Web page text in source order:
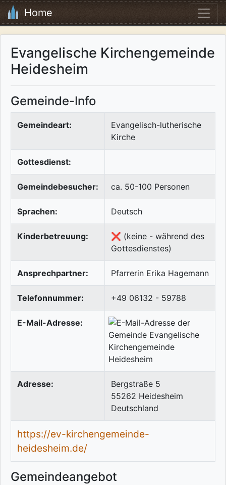
Home
Evangelische Kirchengemeinde
Heidesheim
Gemeinde-Info
Gemeindeart:
Evangelisch-lutherische
Kirche
Gottesdienst:
Gemeindebesucher: ca. 50-100 Personen
Sprachen: Deutsch
Kinderbetreuung:
❌ (keine - während des
Gottesdienstes)
Ansprechpartner: Pfarrerin Erika Hagemann
Telefonnummer: +49 06132 - 59788
E-Mail-Adresse:
Adresse:
Bergstraße 5
55262 Heidesheim
Deutschland
https://ev-kirchengemeinde-
heidesheim.de/
Gemeindeangebot